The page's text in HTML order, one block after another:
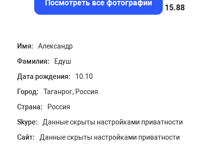
Посмотреть все фотографии
15.55
Имя:
Александр
Фамилия:
Едуш
Дата рождения:
10.10
Город:
Таганрог, Россия
Страна:
Россия
Skype:
Данные скрыты настройками приватности
Сайт:
Данные скрыты настройками приватности